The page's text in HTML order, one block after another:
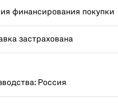
финансирования покупки
застрахована
Россия